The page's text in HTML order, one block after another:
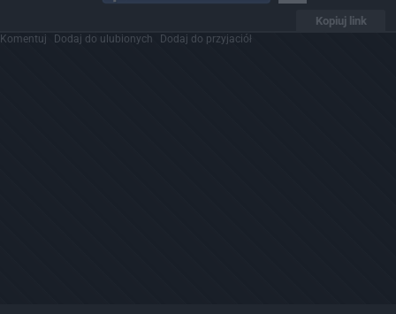
Kopiuj link
Komentuj Dodaj do ulubionych Dodaj do przyjaciół